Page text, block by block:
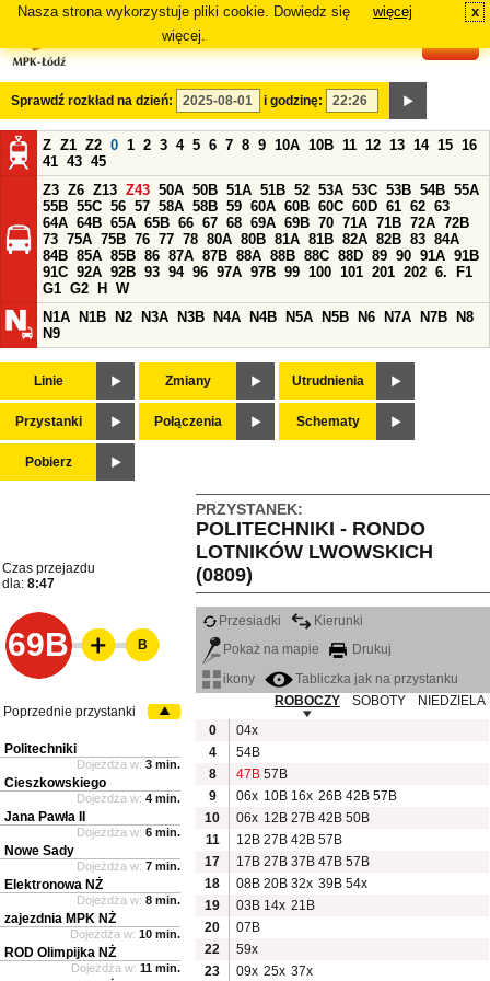
Nasza strona wykorzystuje pliki cookie. Dowiedz się
więcej.
więcej x
Sprawdź rozkład na dzień: i godzinę:
Z Z1 Z2 0 1 2 3 4 5 6 7 8 9 10A 10B 11 12 13 14 15 16
41 43 45
Z3 Z6 Z13 Z43 50A 50B 51A 51B 52 53A 53C 53B 54B 55A
55B 55C 56 57 58A 58B 59 60A 60B 60C 60D 61 62 63
64A 64B 65A 65B 66 67 68 69A 69B 70 71A 71B 72A 72B
73 75A 75B 76 77 78 80A 80B 81A 81B 82A 82B 83 84A
84B 85A 85B 86 87A 87B 88A 88B 88C 88D 89 90 91A 91B
91C 92A 92B 93 94 96 97A 97B 99 100 101 201 202 6.
F1
G1 G2 H
W
N1A
N1B N2 N3A N3B N4A N4B N5A N5B N6 N7A N7B
N8
N9
Linie Zmiany Utrudnienia
Przystanki Połączenia Schematy
Pobierz
PRZYSTANEK:
POLITECHNIKI - RONDO
LOTNIKÓW LWOWSKICH
(0809)
Czas przejazdu
dla: 8:47
69B
Przesiadki
Kierunki
Pokaż na mapie
Drukuj
ikony
Tabliczka jak na przystanku
ROBOCZY
SOBOTY
NIEDZIELA
0
04x
4
54B
8
47B 57B
9
06x 10B 16x 26B 42B 57B
10
06x 12B 27B 42B 50B
11
12B 27B 42B 57B
17
17B 27B 37B 47B 57B
18
08B 20B 32x 39B 54x
19
03B 14x 21B
20
07B
22
59x
23
09x 25x 37x
B
Poprzednie przystanki
Politechniki
Dojeżdża w: 3 min.
Cieszkowskiego
Dojeżdża w: 4 min.
Jana Pawła II
Dojeżdża w: 6 min.
Nowe Sady
Dojeżdża w: 7 min.
Elektronowa NŻ
Dojeżdża w: 8 min.
zajezdnia MPK NŻ
Dojeżdża w: 10 min.
ROD Olimpijka NŻ
Dojeżdża w: 11 min.